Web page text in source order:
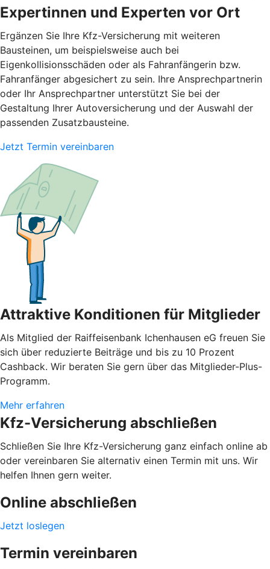
Expertinnen und Experten vor Ort
Ergänzen Sie Ihre Kfz-Versicherung mit weiteren
Bausteinen, um beispielsweise auch bei
Eigenkollisionsschäden oder als Fahranfängerin bzw.
Fahranfänger abgesichert zu sein. Ihre Ansprechpartnerin
oder Ihr Ansprechpartner unterstützt Sie bei der
Gestaltung Ihrer Autoversicherung und der Auswahl der
passenden Zusatzbausteine.
Jetzt Termin vereinbaren
Attraktive Konditionen für Mitglieder
Als Mitglied der Raiffeisenbank Ichenhausen eG freuen Sie
sich über reduzierte Beiträge und bis zu 10 Prozent
Cashback. Wir beraten Sie gern über das Mitglieder-Plus-
Programm.
Mehr erfahren
Kfz-Versicherung abschließen
Schließen Sie Ihre Kfz-Versicherung ganz einfach online ab
oder vereinbaren Sie alternativ einen Termin mit uns. Wir
helfen Ihnen gern weiter.
Online abschließen
Jetzt loslegen
Termin vereinbaren